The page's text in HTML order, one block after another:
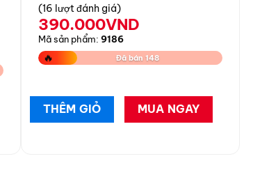
★★★★★
(16 lượt đánh giá)
390.000VND
Mã sản phẩm: 9186
🔥 Đã bán 148
THÊM GIỎ MUA NGAY